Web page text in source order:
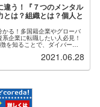
違う！『７つのメンタル
は？組織とは？個人と
る！多国籍企業やグローバ
企業に転職したい人必見！
を知ることで、ダイバーシ
ップ、チームワークをより
くり！ 2021.06.28